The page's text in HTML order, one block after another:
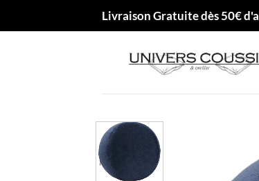
Livraison Gratuite dès 50€